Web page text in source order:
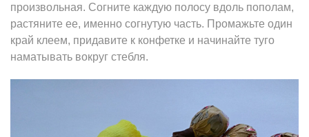
произвольная. Согните каждую полосу вдоль пополам,
растяните ее, именно согнутую часть. Промажьте один
край клеем, придавите к конфетке и начинайте туго
наматывать вокруг стебля.